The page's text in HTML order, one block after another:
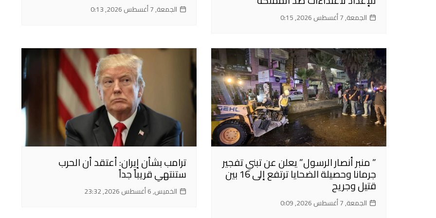
الجمعة, 7 أغسطس 2026, 0:15
الجمعة, 7 أغسطس 2026, 0:13
” منبر أنصار الرسول” يعلن عن تبني تفجير
جرمانا وحصيلة الضحايا ترتفع إلى 16 بين
قتيل وجريح
الجمعة, 7 أغسطس 2026, 0:09
ترامب بشأن إيران: أعتقد أن الحرب
ستنتهي قريباً جداً
الخميس, 6 أغسطس 2026, 23:32